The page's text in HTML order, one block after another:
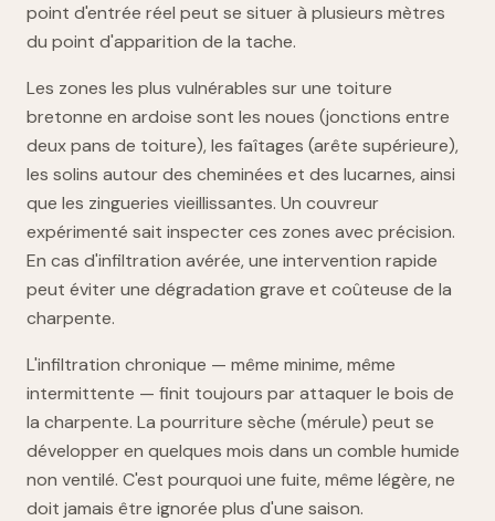
point d'entrée réel peut se situer à plusieurs mètres
du point d'apparition de la tache.
Les zones les plus vulnérables sur une toiture
bretonne en ardoise sont les noues (jonctions entre
deux pans de toiture), les faîtages (arête supérieure),
les solins autour des cheminées et des lucarnes, ainsi
que les zingueries vieillissantes. Un couvreur
expérimenté sait inspecter ces zones avec précision.
En cas d'infiltration avérée, une intervention rapide
peut éviter une dégradation grave et coûteuse de la
charpente.
L'infiltration chronique — même minime, même
intermittente — finit toujours par attaquer le bois de
la charpente. La pourriture sèche (mérule) peut se
développer en quelques mois dans un comble humide
non ventilé. C'est pourquoi une fuite, même légère, ne
doit jamais être ignorée plus d'une saison.